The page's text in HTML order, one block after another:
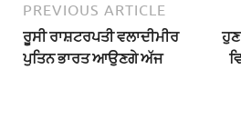
PREVIOUS ARTICLE
ਰੂਸੀ ਰਾਸ਼ਟਰਪਤੀ ਵਲਾਦੀਮੀਰ
ਪੁਤਿਨ ਭਾਰਤ ਆਉਣਗੇ ਅੱਜ